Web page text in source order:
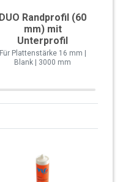
DUO Randprofil (60
mm) mit
Unterprofil
Für Plattenstärke 16 mm |
Blank | 3000 mm